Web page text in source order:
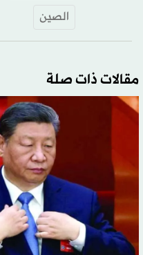
الصين
مقالات ذات صلة